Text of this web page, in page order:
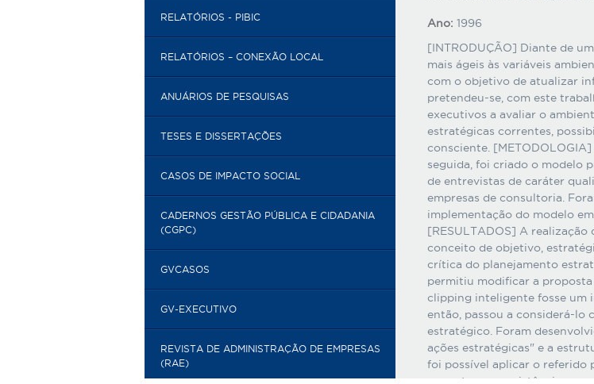
Ano: 1996
[INTRODUÇÃO] Diante de
mais ágeis às variáveis
com o objetivo de atualizar
pretendeu-se, com este
executivos a avaliar o
estratégicas correntes,
consciente.
seguida, foi criado o modelo
de entrevistas de caráter
empresas de consultoria.
implementação do modelo
[RESULTADOS] A
conceito de objetivo,
crítica do planejamento
permitiu modificar a
clipping inteligente fosse um
então, passou a considerá-lo
estratégico. Foram
ações estratégicas" e a
foi possível aplicar o referido
encontraram resistências
RELATÓRIOS - PIBIC
RELATÓRIOS – CONEXÃO LOCAL
ANUÁRIOS DE PESQUISAS
TESES E DISSERTAÇÕES
CASOS DE IMPACTO SOCIAL
CADERNOS GESTÃO PÚBLICA E CIDADANIA
(CGPC)
GVCASOS
GV-EXECUTIVO
REVISTA DE ADMINISTRAÇÃO DE EMPRESAS
(RAE)